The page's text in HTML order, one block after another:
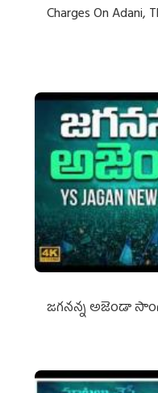
Charges On Adani,
జగనన్న అజెండా